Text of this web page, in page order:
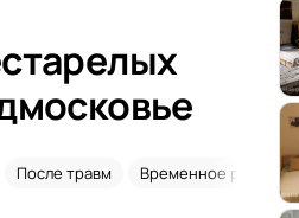
После травм Временное